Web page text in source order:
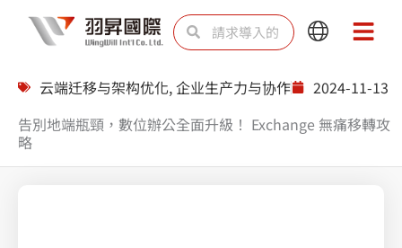
SearchSearch
Main
Main
云端迁移与架构优化,企业生产力与协作
2024-11-13
告別地端瓶頸，數位辦公全面升級！ Exchange 無痛移轉攻
略